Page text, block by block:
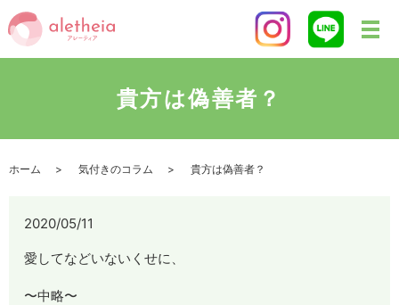
貴方は偽善者？
ホーム 気付きのコラム 貴方は偽善者？
2020/05/11
愛してなどいないくせに、
〜中略〜